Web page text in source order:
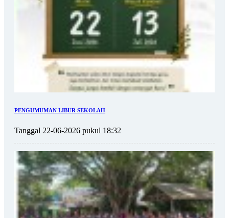
PENGUMUMAN LIBUR SEKOLAH
Tanggal 22-06-2026 pukul 18:32